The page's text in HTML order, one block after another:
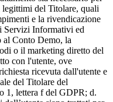
del Titolare, quali
e la rivendicazione
Servizi Informativi ed
Conto Demo, la
o il marketing diretto del
con l'utente, ove
ricevuta dall'utente e
del Titolare del
1, lettera f del GDPR; d.